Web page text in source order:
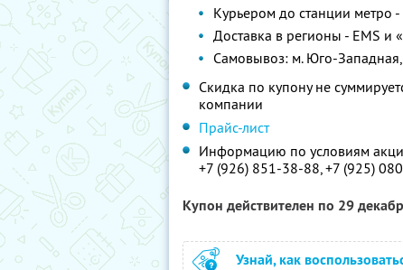
Курьером до станции метро
Доставка в регионы - EMS и
Самовывоз: м. Юго-Западная,
Скидка по купону не
компании
Прайс-лист
Информацию по условиям
+7 (926) 851-38-88,+7 (925)
Купон действителен по 29
Узнай, как